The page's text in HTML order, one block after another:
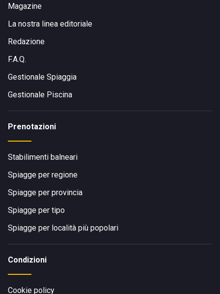
Magazine
La nostra linea editoriale
Redazione
F.A.Q.
Gestionale Spiaggia
Gestionale Piscina
Prenotazioni
Stabilimenti balneari
Spiagge per regione
Spiagge per provincia
Spiagge per tipo
Spiagge per località più popolari
Condizioni
Cookie policy